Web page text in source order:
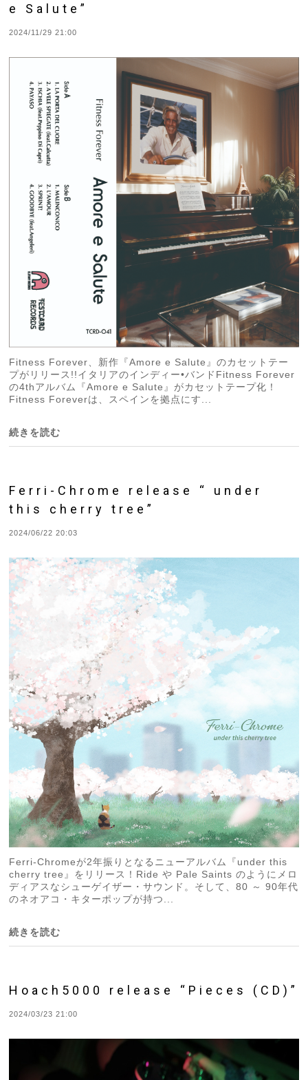
e Salute”
2024/11/29 21:00
Fitness Forever、新作『Amore e Salute』のカセットテー
プがリリース!!イタリアのインディー•バンドFitness Forever
の4thアルバム『Amore e Salute』がカセットテープ化！
Fitness Foreverは、スペインを拠点にす...
続きを読む
Ferri-Chrome release “ under
this cherry tree”
2024/06/22 20:03
Ferri-Chromeが2年振りとなるニューアルバム『under this
cherry tree』をリリース！Ride や Pale Saints のようにメロ
ディアスなシューゲイザー・サウンド。そして、80 ～ 90年代
のネオアコ・キターポップが持つ...
続きを読む
Hoach5000 release “Pieces (CD)”
2024/03/23 21:00